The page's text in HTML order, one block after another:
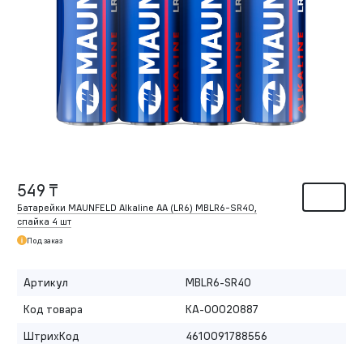
549 ₸
Батарейки MAUNFELD Alkaline AA (LR6) MBLR6-SR40,
спайка 4 шт
Под заказ
Артикул
MBLR6-SR40
Код товара
КА-00020887
ШтрихКод
4610091788556